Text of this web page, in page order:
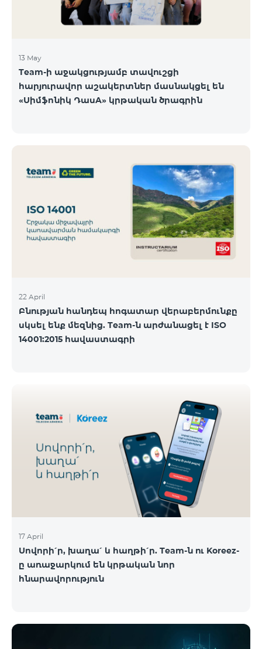
13 May
Team-ի աջակցությամբ տավուշցի
հարյուրավոր աշակերտներ մասնակցել են
«Սիմֆոնիկ ԴասA» կրթական ծրագրին
22 April
Բնության հանդեպ հոգատար վերաբերմունքը
սկսել ենք մեզնից. Team-ն արժանացել է ISO
14001:2015 հավաստագրի
17 April
Սովորի՛ր, խաղա՛ և հաղթի՛ր. Team-ն ու Koreez-
ը առաջարկում են կրթական նոր
հնարավորություն